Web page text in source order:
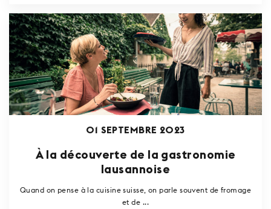
01 SEPTEMBRE 2023
À la découverte de la gastronomie
lausannoise
Quand on pense à la cuisine suisse, on parle souvent de fromage
et de ...